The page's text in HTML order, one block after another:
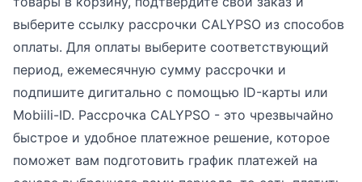
выберите ссылку рассрочки CALYPSO из способов
оплаты. Для оплаты выберите соответствующий
период, ежемесячную сумму рассрочки и
подпишите дигитально с помощью ID-карты или
Mobiili-ID. Рассрочка CALYPSO - это чрезвычайно
быстрое и удобное платежное решение, которое
поможет вам подготовить график платежей на